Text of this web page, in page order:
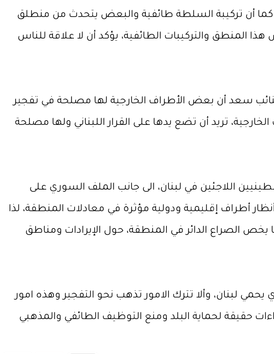
كما أن تركيبة السلطة طائفية والبعض يتحدث من منطلق
المنطق والتركيبات الطائفية، يؤكد أن لا علاقة للناس
سعد أن بعض الأطراف الخارجية لها مصلحة في تفجير
تريد أن تضع يدها على القرار اللبناني ولها مصلحة
اللاجئين في لبنان، الى جانب الملف السوري على
أطراف إقليمية ودولية مؤثرة في معادلات المنطقة، لذا
الصراع الدائر في المنطقة، حول الإيرادات ومناطق
لبنان، وألا تترك الامور تذهب نحو التفجير وهذه امور
حقيقة لحماية البلد ومنع التوظيف الطائفي والمذهبي